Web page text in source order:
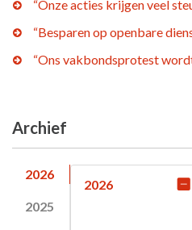
“Onze acties krijgen veel
“Besparen op openbare
“Ons vakbondsprotest
Archief
2026
2025
2026